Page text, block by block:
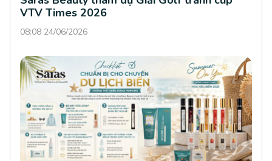
VTV Times 2026
08:08 24/06/2026